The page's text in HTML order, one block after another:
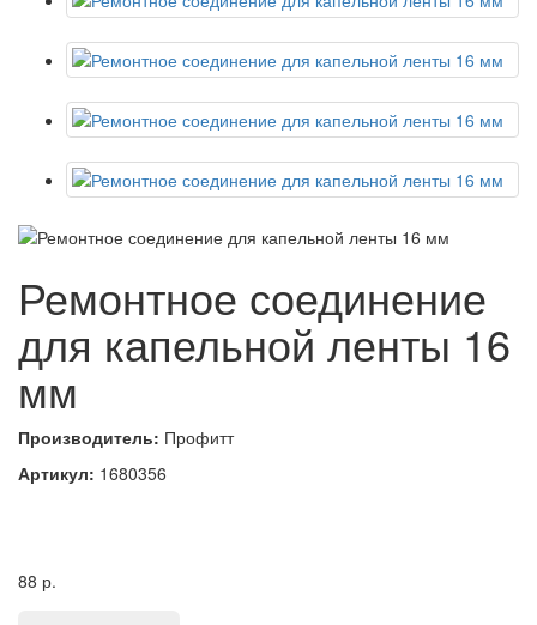
Ремонтное соединение
для капельной ленты 16
мм
Производитель: Профитт
Артикул: 1680356
88 р.